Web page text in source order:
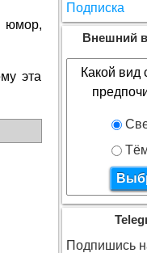
юмор,
эта
Подписка
Внешний
Какой вид
Подпишись